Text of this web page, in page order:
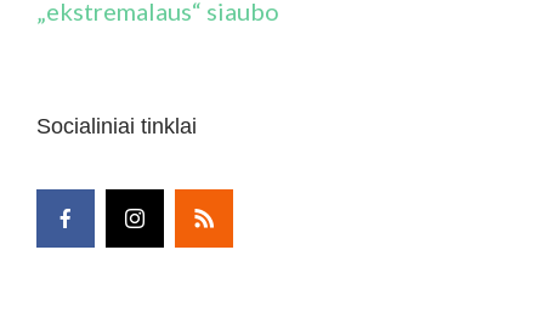
„ekstremalaus“ siaubo
Socialiniai tinklai